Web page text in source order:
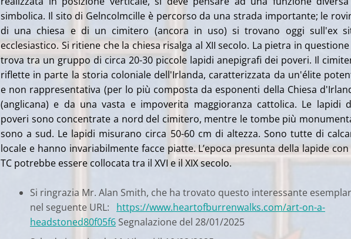
simbolica. Il sito di Gelncolmcille è percorso da una strada importante; le
di una chiesa e di un cimitero (ancora in uso) si trovano oggi sull'ex
ecclesiastico. Si ritiene che la chiesa risalga al XII secolo. La pietra in
trova tra un gruppo di circa 20-30 piccole lapidi anepigrafi dei poveri. Il
riflette in parte la storia coloniale dell'Irlanda, caratterizzata da un'élite
e non rappresentativa (per lo più composta da esponenti della Chiesa
(anglicana) e da una vasta e impoverita maggioranza cattolica. Le lapidi
poveri sono concentrate a nord del cimitero, mentre le tombe più
sono a sud. Le lapidi misurano circa 50-60 cm di altezza. Sono tutte di
locale e hanno invariabilmente facce piatte. L’epoca presunta della lapide con
TC potrebbe essere collocata tra il XVI e il XIX secolo.
Si ringrazia Mr. Alan Smith, che ha trovato questo interessante
nel seguente URL: https://www.heartofburrenwalks.com/art-on-a-
headstoned80f05f6 Segnalazione del 28/01/2025